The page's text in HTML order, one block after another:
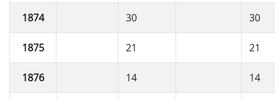
1874 30 30
1875 21 21
1876 14 14